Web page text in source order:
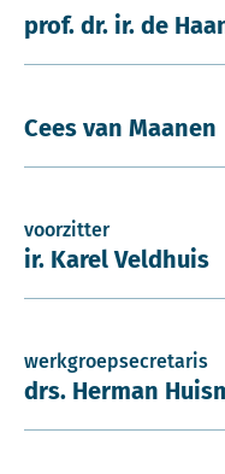
prof. dr. ir. de
Cees van Maanen
voorzitter
ir. Karel Veldhuis
werkgroepsecretaris
drs. Herman